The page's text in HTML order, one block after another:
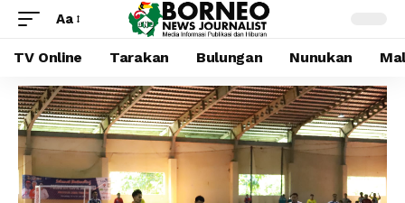
Aa
TV Online Tarakan Bulungan Nunukan